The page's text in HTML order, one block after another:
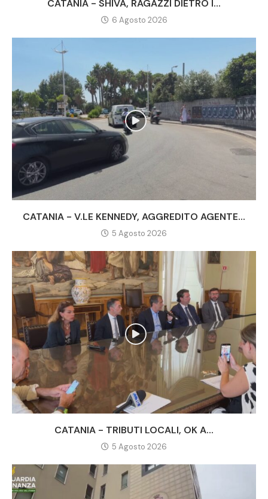
CATANIA - SHIVA, RAGAZZI DIETRO I...
6 Agosto 2026
CATANIA - V.LE KENNEDY, AGGREDITO AGENTE...
5 Agosto 2026
CATANIA - TRIBUTI LOCALI, OK A...
5 Agosto 2026